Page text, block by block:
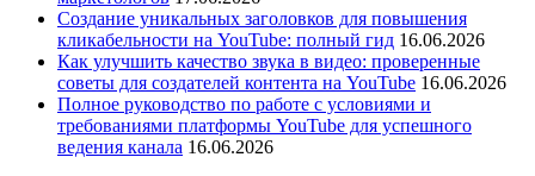
Создание уникальных заголовков для повышения
кликабельности на YouTube: полный гид 16.06.2026
Как улучшить качество звука в видео: проверенные
советы для создателей контента на YouTube 16.06.2026
Полное руководство по работе с условиями и
требованиями платформы YouTube для успешного
ведения канала 16.06.2026